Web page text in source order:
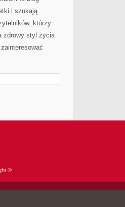
i szukają
którzy
zdrowy styl życia
©